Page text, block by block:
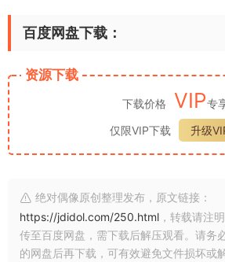
百度网盘下载：
资源下载
下载价格 VIP专
仅限VIP下载
升级
绝对偶像原创整理发布，原文链接：
https://jdidol.com/250.html ，转载请注
传至百度网盘，需下载后解压观看。请务
的网盘后再下载，可有效避免文件损坏或